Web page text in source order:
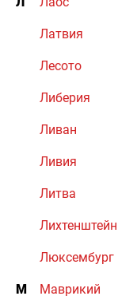
Латвия
Лесото
Либерия
Ливан
Ливия
Литва
Лихтенштейн
Люксембург
М Маврикий